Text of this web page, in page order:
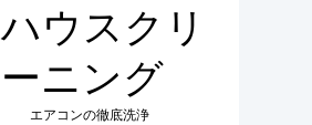
ハウスクリ
ーニング
エアコンの徹底洗浄